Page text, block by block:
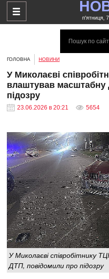
п'ятниця,
ГОЛОВНА НОВИНИ
У Миколаєві
влаштував
підозру
23.06.2026 в 20:21 5654
У Миколаєві співробітнику
ДТП, повідомили про підозру